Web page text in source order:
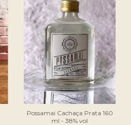
Possamai Cachaça Prata 160
ml - 38% vol